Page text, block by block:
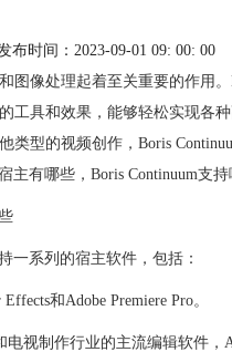
布时间：2023-09-01 09: 00: 00
图像处理起着至关重要的作用
工具和效果，能够轻松实现各
类型的视频创作，Boris
主有哪些，Boris Continuum支持
一系列的宿主软件，包括：
和Adobe Premiere Pro。
电视制作行业的主流编辑软件，